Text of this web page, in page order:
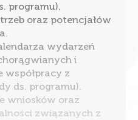
programu).
oraz potencjałów
wydarzeń
i
współpracy z
ds. programu).
wniosków oraz
związanych z